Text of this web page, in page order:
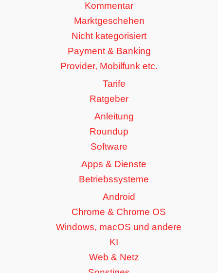
Kommentar
Marktgeschehen
Nicht kategorisiert
Payment & Banking
Provider, Mobilfunk etc.
Tarife
Ratgeber
Anleitung
Roundup
Software
Apps & Dienste
Betriebssysteme
Android
Chrome & Chrome OS
Windows, macOS und andere
KI
Web & Netz